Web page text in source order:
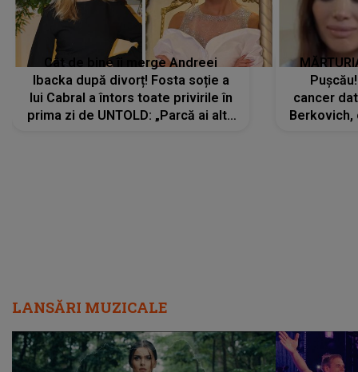
Cât de bine îi merge Andreei
Ibacka după divorț! Fosta soție a
lui Cabral a întors toate privirile în
prima zi de UNTOLD: „Parcă ai altă
cancer
Berkovich,
LANSĂRI MUZICALE